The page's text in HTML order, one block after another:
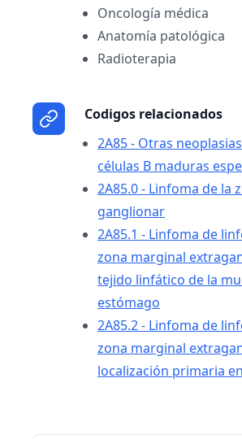
Oncología médica
Anatomía patológica
Radioterapia
Codigos relacionados
2A85 - Otras
células B maduras
2A85.0 - Linfoma de la
ganglionar
2A85.1 - Linfoma de
zona marginal
tejido linfático de la
estómago
2A85.2 - Linfoma de
zona marginal
localización primaria